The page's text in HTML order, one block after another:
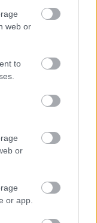
web or
to
or
or app.
görcsölhetnek
ö kinlodásuk
most, hogy
magát,
védelmét. hát,
hogy pár
unios
érik, utak
Mint